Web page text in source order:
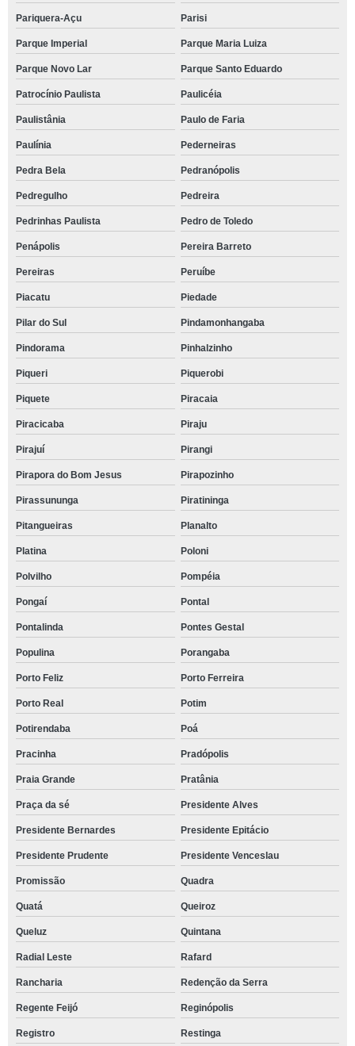
Pariquera-Açu Parisi
Parque Imperial Parque Maria Luiza
Parque Novo Lar Parque Santo Eduardo
Patrocínio Paulista Paulicéia
Paulistânia Paulo de Faria
Paulínia Pederneiras
Pedra Bela Pedranópolis
Pedregulho Pedreira
Pedrinhas Paulista Pedro de Toledo
Penápolis Pereira Barreto
Pereiras Peruíbe
Piacatu Piedade
Pilar do Sul Pindamonhangaba
Pindorama Pinhalzinho
Piqueri Piquerobi
Piquete Piracaia
Piracicaba Piraju
Pirajuí Pirangi
Pirapora do Bom Jesus Pirapozinho
Pirassununga Piratininga
Pitangueiras Planalto
Platina Poloni
Polvilho Pompéia
Pongaí Pontal
Pontalinda Pontes Gestal
Populina Porangaba
Porto Feliz Porto Ferreira
Porto Real Potim
Potirendaba Poá
Pracinha Pradópolis
Praia Grande Pratânia
Praça da sé Presidente Alves
Presidente Bernardes Presidente Epitácio
Presidente Prudente Presidente Venceslau
Promissão Quadra
Quatá Queiroz
Queluz Quintana
Radial Leste Rafard
Rancharia Redenção da Serra
Regente Feijó Reginópolis
Registro Restinga